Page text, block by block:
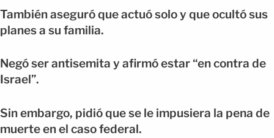
También aseguró que actuó solo y que ocultó sus
planes a su familia.
Negó ser antisemita y afirmó estar “en contra de
Israel”.
Sin embargo, pidió que se le impusiera la pena de
muerte en el caso federal.